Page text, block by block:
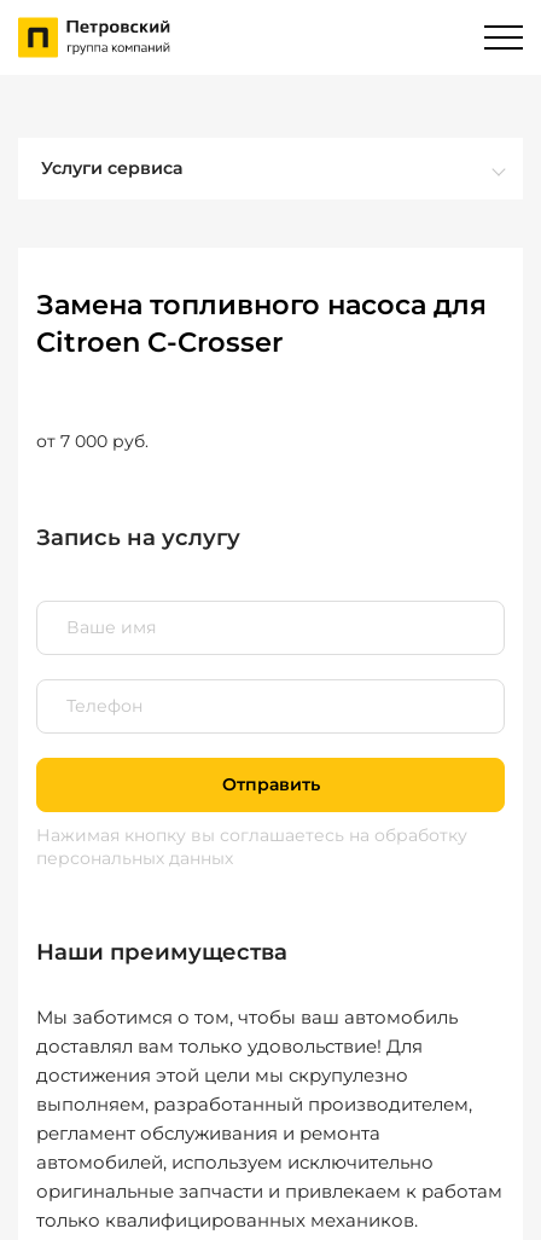
Услуги сервиса
Замена топливного насоса для
Citroen C-Crosser
от 7 000 руб.
Запись на услугу
Отправить
Нажимая кнопку вы соглашаетесь на обработку
персональных данных
Наши преимущества
Мы заботимся о том, чтобы ваш автомобиль
доставлял вам только удовольствие! Для
достижения этой цели мы скрупулезно
выполняем, разработанный производителем,
регламент обслуживания и ремонта
автомобилей, используем исключительно
оригинальные запчасти и привлекаем к работам
только квалифицированных механиков.